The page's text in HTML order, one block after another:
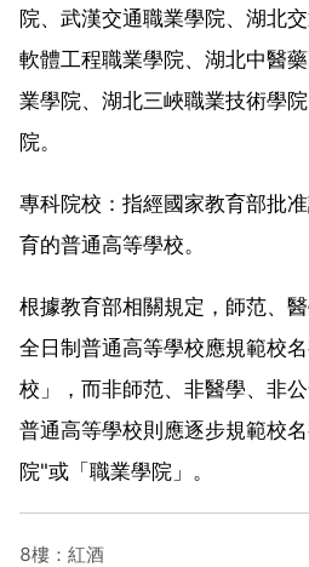
院、武漢交通職業學院、湖北
軟體工程職業學院、湖北中醫
業學院、湖北三峽職業技術學
院。
專科院校：指經國家教育部批
育的普通高等學校。
根據教育部相關規定，師范、
全日制普通高等學校應規範校
校」，而非師范、非醫學、非
普通高等學校則應逐步規範校
院"或「職業學院」。
8樓：紅酒